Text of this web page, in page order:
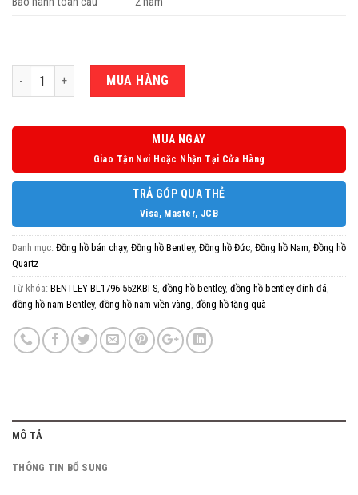
Số lượng MUA HÀNG
MUA NGAY
Giao Tận Nơi Hoặc Nhận Tại Cửa Hàng
TRẢ GÓP QUA THẺ
Visa, Master, JCB
Danh mục: Đồng hồ bán chạy, Đồng hồ Bentley, Đồng hồ Đức, Đồng hồ Nam, Đồng hồ
Quartz
Từ khóa: BENTLEY BL1796-552KBI-S, đồng hồ bentley, đồng hồ bentley đính đá,
đồng hồ nam Bentley, đồng hồ nam viền vàng, đồng hồ tặng quà
MÔ TẢ
THÔNG TIN BỔ SUNG